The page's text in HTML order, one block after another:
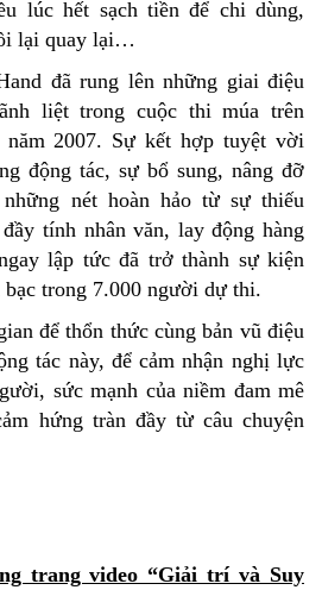
lúc hết sạch tiền để chi dùng,
lại quay lại…
đã rung lên những giai điệu
liệt trong cuộc thi múa trên
2007. Sự kết hợp tuyệt vời
động tác, sự bổ sung, nâng đỡ
nét hoàn hảo từ sự thiếu
tính nhân văn, lay động hàng
lập tức đã trở thành sự kiện
trong 7.000 người dự thi.
để thổn thức cùng bản vũ điệu
tác này, để cảm nhận nghị lực
sức mạnh của niềm đam mê
hứng tràn đầy từ câu chuyện
trang video “Giải trí và Suy